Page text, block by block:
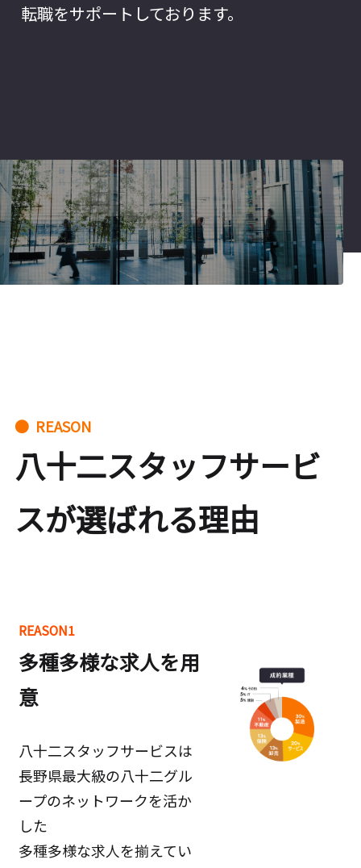
転職をサポートしております。
● REASON
八十二スタッフサービ
スが選ばれる理由
REASON1
多種多様な求人を用
意
八十二スタッフサービスは
長野県最大級の八十二グル
ープのネットワークを活か
した
多種多様な求人を揃えてい